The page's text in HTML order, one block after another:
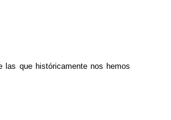
las que históricamente nos hemos